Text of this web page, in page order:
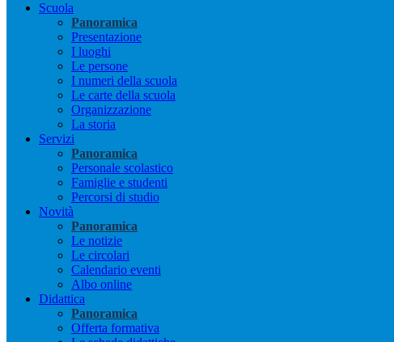
Scuola
Panoramica
Presentazione
I luoghi
Le persone
I numeri della scuola
Le carte della scuola
Organizzazione
La storia
Servizi
Panoramica
Personale scolastico
Famiglie e studenti
Percorsi di studio
Novità
Panoramica
Le notizie
Le circolari
Calendario eventi
Albo online
Didattica
Panoramica
Offerta formativa